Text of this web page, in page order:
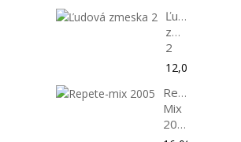
Ľudová
zmeska
2
12,00 €
Repete-
Mix
2005